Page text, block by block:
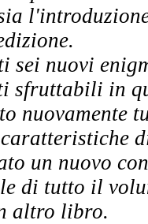
sei nuovi
sfruttabili in
nuovamente
un nuovo
di tutto il
altro libro.